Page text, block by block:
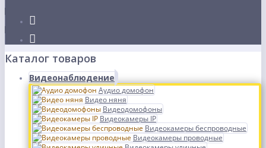
Каталог товаров
Видеонаблюдение
Аудио домофон
Видео няня
Видеодомофоны
Видеокамеры IP
Видеокамеры беспроводные
Видеокамеры проводные